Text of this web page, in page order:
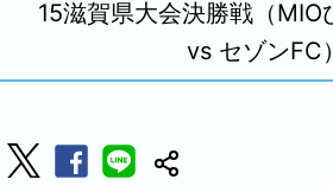
15滋賀県大会決勝戦（MIO
vs セゾンFC）